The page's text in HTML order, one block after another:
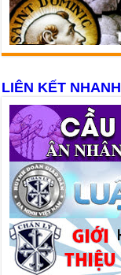
LIÊN KẾT NHANH